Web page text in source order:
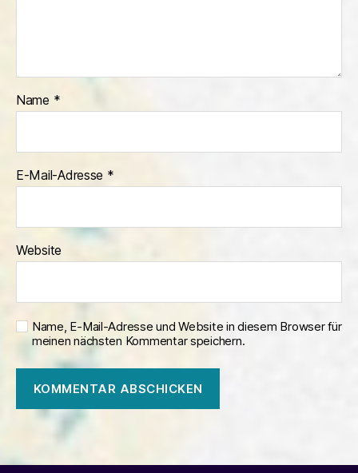
Name *
E-Mail-Adresse *
Website
Name, E-Mail-Adresse und Website in diesem Browser für
meinen nächsten Kommentar speichern.